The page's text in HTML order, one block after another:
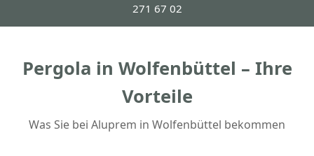
271 67 02
Pergola in Wolfenbüttel – Ihre
Vorteile
Was Sie bei Aluprem in Wolfenbüttel bekommen